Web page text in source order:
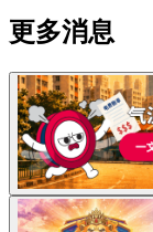
更多消息